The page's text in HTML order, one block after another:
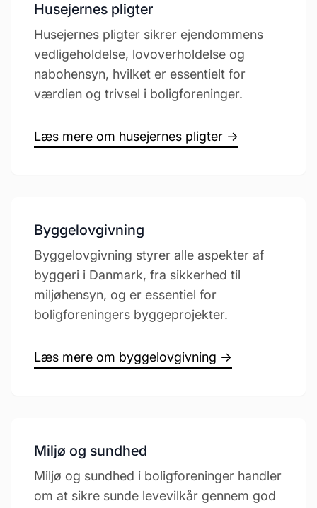
Husejernes pligter
Husejernes pligter sikrer ejendommens
vedligeholdelse, lovoverholdelse og
nabohensyn, hvilket er essentielt for
værdien og trivsel i boligforeninger.
Læs mere om husejernes pligter →
Byggelovgivning
Byggelovgivning styrer alle aspekter af
byggeri i Danmark, fra sikkerhed til
miljøhensyn, og er essentiel for
boligforeningers byggeprojekter.
Læs mere om byggelovgivning →
Miljø og sundhed
Miljø og sundhed i boligforeninger handler
om at sikre sunde levevilkår gennem god